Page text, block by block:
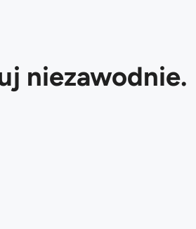
niezawodnie.